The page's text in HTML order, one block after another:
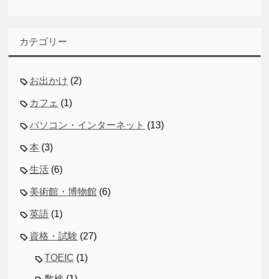
カテゴリー
お出かけ (2)
カフェ (1)
パソコン・インターネット (13)
本 (3)
生活 (6)
美術館・博物館 (6)
英語 (1)
資格・試験 (27)
TOEIC (1)